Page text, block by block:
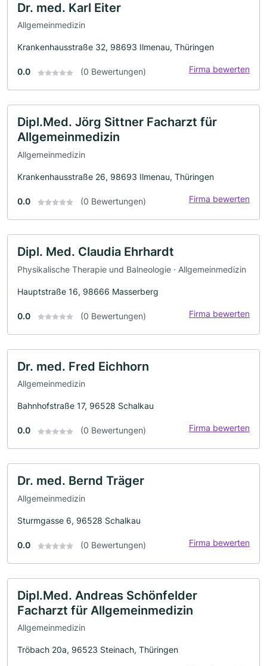
Dr. med. Karl Eiter
Allgemeinmedizin
Krankenhausstraße 32, 98693 Ilmenau, Thüringen
0.0 (0 Bewertungen) Firma bewerten
Dipl.Med. Jörg Sittner Facharzt für
Allgemeinmedizin
Allgemeinmedizin
Krankenhausstraße 26, 98693 Ilmenau, Thüringen
0.0 (0 Bewertungen) Firma bewerten
Dipl. Med. Claudia Ehrhardt
Physikalische Therapie und Balneologie · Allgemeinmedizin
Hauptstraße 16, 98666 Masserberg
0.0 (0 Bewertungen) Firma bewerten
Dr. med. Fred Eichhorn
Allgemeinmedizin
Bahnhofstraße 17, 96528 Schalkau
0.0 (0 Bewertungen) Firma bewerten
Dr. med. Bernd Träger
Allgemeinmedizin
Sturmgasse 6, 96528 Schalkau
0.0 (0 Bewertungen) Firma bewerten
Dipl.Med. Andreas Schönfelder
Facharzt für Allgemeinmedizin
Allgemeinmedizin
Tröbach 20a, 96523 Steinach, Thüringen